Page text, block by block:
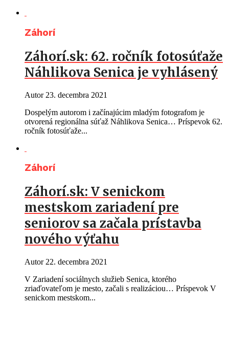
Záhorí
Záhorí.sk: 62. ročník fotosúťaže
Náhlikova Senica je vyhlásený
Autor 23. decembra 2021
Dospelým autorom i začínajúcim mladým fotografom je
otvorená regionálna súťaž Náhlikova Senica… Príspevok 62.
ročník fotosúťaže...
Záhorí
Záhorí.sk: V senickom
mestskom zariadení pre
seniorov sa začala prístavba
nového výťahu
Autor 22. decembra 2021
V Zariadení sociálnych služieb Senica, ktorého
zriaďovateľom je mesto, začali s realizáciou… Príspevok V
senickom mestskom...